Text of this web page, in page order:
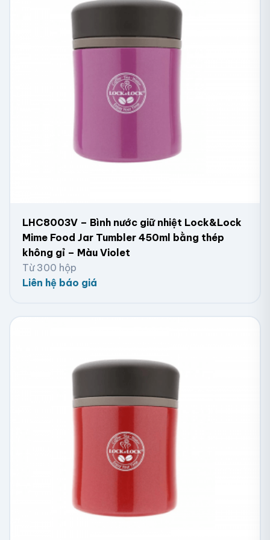
LHC8003V – Bình nước giữ nhiệt Lock&Lock
Mime Food Jar Tumbler 450ml bằng thép
không gỉ – Màu Violet
Từ 300 hộp
Liên hệ báo giá